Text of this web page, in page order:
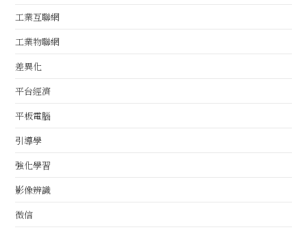
工業互聯網
工業物聯網
差異化
平台經濟
平板電腦
引導學
強化學習
影像辨識
微信